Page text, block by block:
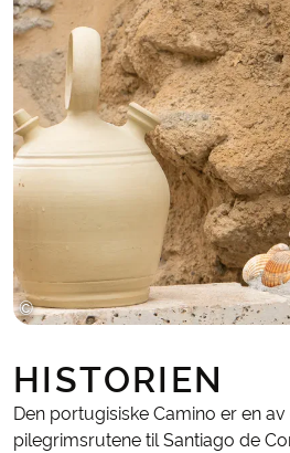
HISTORIEN
Den portugisiske Camino er en
pilegrimsrutene til Santiago de
© Bering Travel